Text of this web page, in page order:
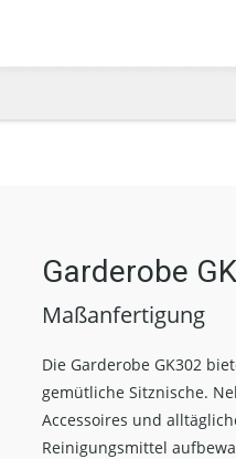
Garderobe
Maßanfertigung
Die Garderobe GK302
gemütliche Sitznische.
Accessoires und
Reinigungsmittel